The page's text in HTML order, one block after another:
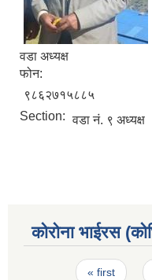
वडा अध्यक्ष
फोन:
९८६२७१५८८५
Section: वडा नं. ९ अध्यक्ष
कोरोना भाईरस
Pages« first